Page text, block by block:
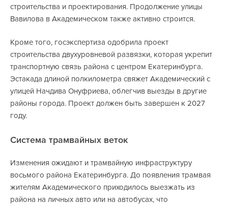
строительства и проектирования. Продолжение улицы
Вавилова в Академическом также активно строится.
Кроме того, госэкспертиза одобрила проект
строительства двухуровневой развязки, которая укрепит
транспортную связь района с центром Екатеринбурга.
Эстакада длиной полкилометра свяжет Академический с
улицей Начдива Онуфриева, облегчив выезды в другие
районы города. Проект должен быть завершен к 2027
году.
Система трамвайных веток
Изменения ожидают и трамвайную инфраструктуру
восьмого района Екатеринбурга. До появления трамвая
жителям Академического приходилось выезжать из
района на личных авто или на автобусах, что